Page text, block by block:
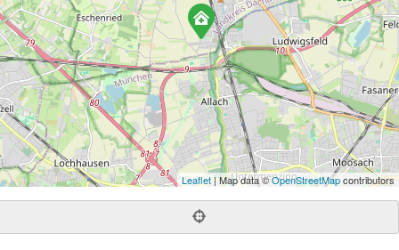
Leaflet| Map data ©OpenStreetMapcontributors